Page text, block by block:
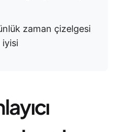
zaman çizelgesi
iyisi